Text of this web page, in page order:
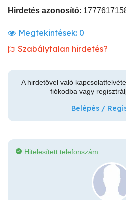
Hirdetés azonosító:
Megtekintések: 0
Szabálytalan hirdetés?
A hirdetővel való
fiókodba vagy
Belépés /
Hitelesített telefonszám